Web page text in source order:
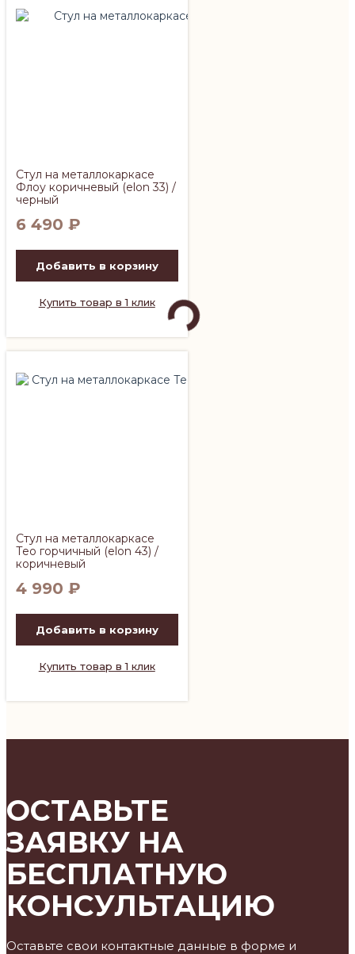
Стул на металлокаркасе
Флоу коричневый (elon 33) /
черный
6 490 ₽
Добавить в корзину
Купить товар в 1 клик
Стул на металлокаркасе
Тео горчичный (elon 43) /
коричневый
4 990 ₽
Добавить в корзину
Купить товар в 1 клик
ОСТАВЬТЕ
ЗАЯВКУ НА
БЕСПЛАТНУЮ
КОНСУЛЬТАЦИЮ
Оставьте свои контактные данные в форме и